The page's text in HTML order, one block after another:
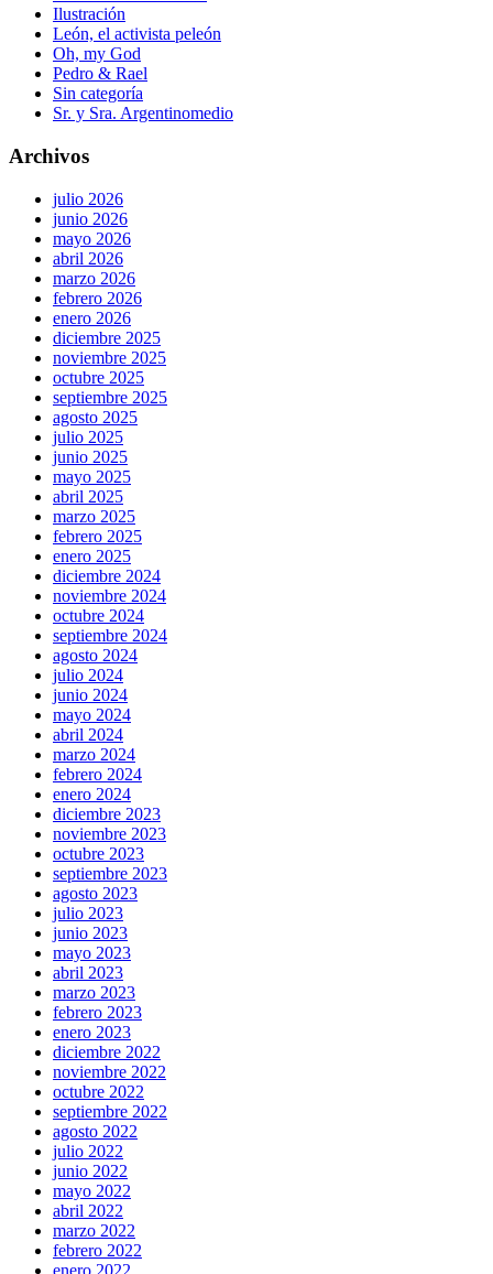
Ilustración
León, el activista peleón
Oh, my God
Pedro & Rael
Sin categoría
Sr. y Sra. Argentinomedio
Archivos
julio 2026
junio 2026
mayo 2026
abril 2026
marzo 2026
febrero 2026
enero 2026
diciembre 2025
noviembre 2025
octubre 2025
septiembre 2025
agosto 2025
julio 2025
junio 2025
mayo 2025
abril 2025
marzo 2025
febrero 2025
enero 2025
diciembre 2024
noviembre 2024
octubre 2024
septiembre 2024
agosto 2024
julio 2024
junio 2024
mayo 2024
abril 2024
marzo 2024
febrero 2024
enero 2024
diciembre 2023
noviembre 2023
octubre 2023
septiembre 2023
agosto 2023
julio 2023
junio 2023
mayo 2023
abril 2023
marzo 2023
febrero 2023
enero 2023
diciembre 2022
noviembre 2022
octubre 2022
septiembre 2022
agosto 2022
julio 2022
junio 2022
mayo 2022
abril 2022
marzo 2022
febrero 2022
enero 2022